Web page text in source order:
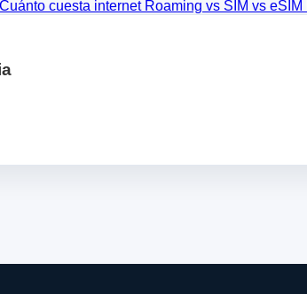
Cuánto cuesta internet Roaming vs SIM vs eSIM